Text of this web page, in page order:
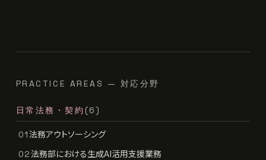
PRACTICE AREAS — 対応分野
日常法務・契約 (6)
01法務アウトソーシング
02法務部における生成AI活用支援業務